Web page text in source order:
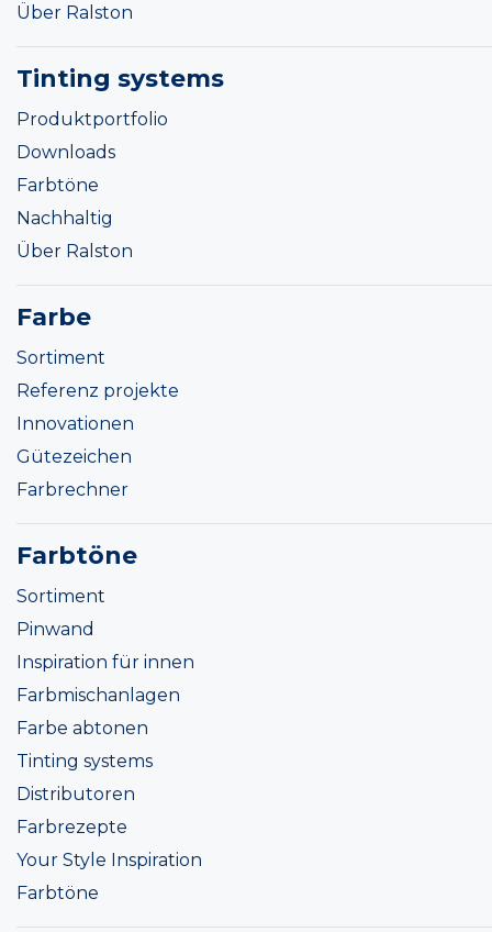
Über Ralston
Tinting systems
Produktportfolio
Downloads
Farbtöne
Nachhaltig
Über Ralston
Farbe
Sortiment
Referenz projekte
Innovationen
Gütezeichen
Farbrechner
Farbtöne
Sortiment
Pinwand
Inspiration für innen
Farbmischanlagen
Farbe abtonen
Tinting systems
Distributoren
Farbrezepte
Your Style Inspiration
Farbtöne